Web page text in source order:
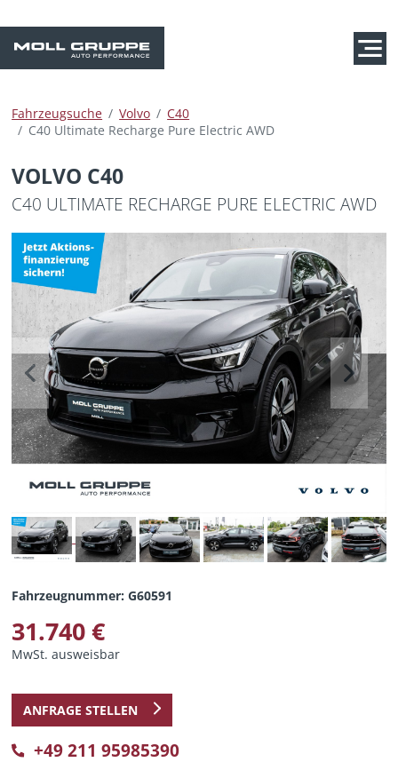
Fahrzeugsuche Volvo
C40
C40 Ultimate Recharge Pure Electric AWD
VOLVO C40
C40 ULTIMATE RECHARGE PURE ELECTRIC AWD
Previous Next
Fahrzeugnummer: G60591
31.740 €
MwSt. ausweisbar
ANFRAGE STELLEN
+49 211 95985390